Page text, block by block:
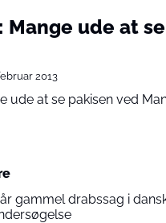
ude at
2013
gammel drabssag i